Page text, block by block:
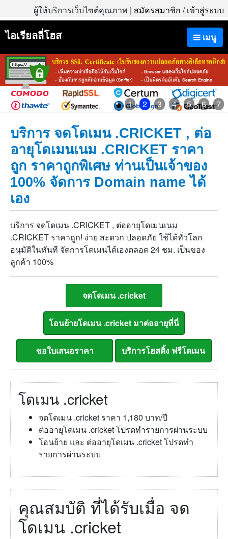
ผู้ให้บริการเว็บไซต์คุณภาพ | สมัครสมาชิก /เข้าสู่ระบบ
เมนู
ไอเรียลลี่โฮส
1 2 3 4 5 6 7
บริการ จดโดเมน .CRICKET , ต่อ
อายุโดเมนเนม .CRICKET ราคา
ถูก ราคาถูกพิเศษ ท่านเป็นเจ้าของ
100% จัดการ Domain name ได้
เอง
บริการ จดโดเมน .CRICKET , ต่ออายุโดเมนเนม
.CRICKET ราคาถูก! ง่าย สะดวก ปลอดภัย ใช้ได้ทั่วโลก
อนุมัติในทันที จัดการโดเมนได้เองตลอด 24 ชม. เป็นของ
ลูกค้า 100%
โดเมน .cricket
จดโดเมน .cricket ราคา 1,180 บาท/ปี
ต่ออายุโดเมน .cricket โปรดทำรายการผ่านระบบ
โอนย้าย และ ต่ออายุโดเมน .cricket โปรดทำ
รายการผ่านระบบ
คุณสมบัติ ที่ได้รับเมื่อ จด
โดเมน .cricket